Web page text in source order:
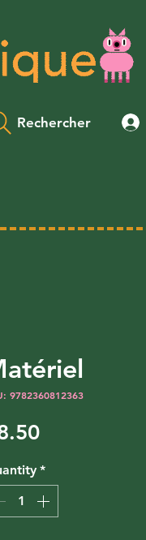
Rechercher
9782360812363
Price
*